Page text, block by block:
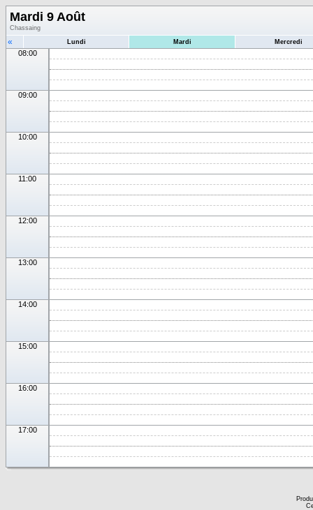
Mardi 9 Août
Chassaing
« Lundi Mardi Mercredi
08:00
09:00
10:00
11:00
12:00
13:00
14:00
15:00
16:00
17:00